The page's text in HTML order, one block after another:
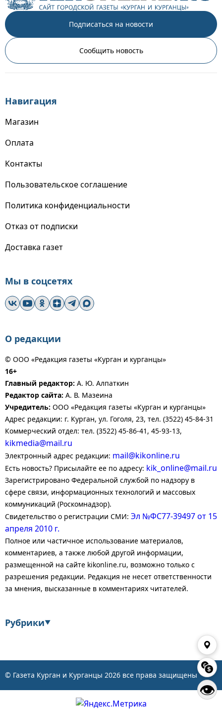
👁
Подписаться на новости
Сообщить новость
Навигация
Магазин
Оплата
Контакты
Пользовательское соглашение
Политика конфиденциальности
Отказ от подписки
Доставка газет
Мы в соцсетях
О редакции
© ООО «Редакция газеты «Курган и курганцы»
16+
Главный редактор: А. Ю. Алпаткин
Редактор сайта: А. В. Мазеина
Учредитель: ООО «Редакция газеты «Курган и курганцы»
Адрес редакции: г. Курган, ул. Гоголя, 23, тел. (3522) 45-84-31
Коммерческий отдел: тел. (3522) 45-86-41, 45-93-13,
kikmedia@mail.ru
Электронный адрес редакции: mail@kikonline.ru
Есть новость? Присылайте ее по адресу: kik_online@mail.ru
Зарегистрировано Федеральной службой по надзору в
сфере связи, информационных технологий и массовых
коммуникаций (Роскомнадзор).
Свидетельство о регистрации СМИ: Эл №ФС77-39497 от 15
апреля 2010 г.
Полное или частичное использование материалов,
комментариев, а также любой другой информации,
размещенной на сайте kikonline.ru, возможно только с
разрешения редакции. Редакция не несет ответственности
за мнения, высказанные в комментариях читателей.
Рубрики▼
События
© Газета Курган и Курганцы 2026 все права защищены